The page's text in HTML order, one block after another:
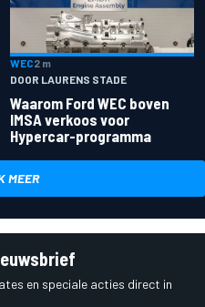
WEC2 m
DOOR LAURENS STADE
Waarom Ford WEC boven
IMSA verkoos voor
Hypercar-programma
MEER
en speciale acties direct in